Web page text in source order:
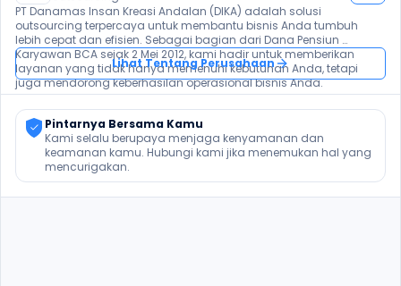
PT Danamas Insan Kreasi Andalan (DIKA) adalah solusi
outsourcing terpercaya untuk membantu bisnis Anda tumbuh
lebih cepat dan efisien. Sebagai bagian dari Dana Pensiun
Karyawan BCA sejak 2 Mei 2012, kami hadir untuk memberikan
layanan yang tidak hanya memenuhi kebutuhan Anda, tetapi
juga mendorong keberhasilan operasional bisnis Anda.
Lihat Tentang Perusahaan
Pintarnya Bersama Kamu
Kami selalu berupaya menjaga kenyamanan dan
keamanan kamu. Hubungi kami jika menemukan hal yang
mencurigakan.